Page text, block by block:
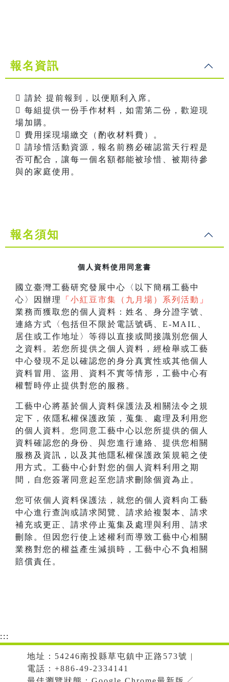
報名資訊
 請於 提前報到，以便順利入席。
 每組提供一份手作材料，如需第二份，歡迎現
場加購。
 費用採現場繳交（酌收材料費）。
 請珍惜活動資源，報名前務必確認當天行程是
否可配合，讓每一個名額都能被珍惜、被期待參
與的家庭使用。
報名須知
個人資料使用同意書
國立臺灣工藝研究發展中心〈以下簡稱工藝中
心〉因辦理
「 小紅豆市集（九月場）系列活動 」
業務而獲取您的個人資料：姓名、身分證字號、
連絡方式〈包括但不限於電話號碼、E-MAIL、
居住或工作地址〉等得以直接或間接識別您個人
之資料。若您所提供之個人資料，經檢舉或工藝
中心發現不足以確認您的身分真實性或其他個人
資料冒用、盜用、資料不實等情形，工藝中心有
權暫時停止提供對您的服務。
工藝中心將基於個人資料保護法及相關法令之規
定下，依隱私權保護政策，蒐集、處理及利用您
的個人資料。您同意工藝中心以您所提供的個人
資料確認您的身份、與您進行連絡、提供您相關
服務及資訊，以及其他隱私權保護政策規範之使
用方式。工藝中心針對您的個人資料利用之期
間，自您簽署同意起至您請求刪除個資為止。
您可依個人資料保護法，就您的個人資料向工藝
中心進行查詢或請求閱覽、請求給複製本、請求
補充或更正、請求停止蒐集及處理與利用、請求
刪除。但因您行使上述權利而導致工藝中心相關
業務對您的權益產生減損時，工藝中心不負相關
賠償責任。
:::
地址：54246南投縣草屯鎮中正路573號 |
電話：+886-49-2334141